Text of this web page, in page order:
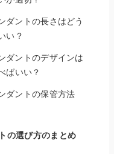
ダントの長さはどう
い？
ダントのデザインは
ばいい？
ダントの保管方法
の選び方のまとめ